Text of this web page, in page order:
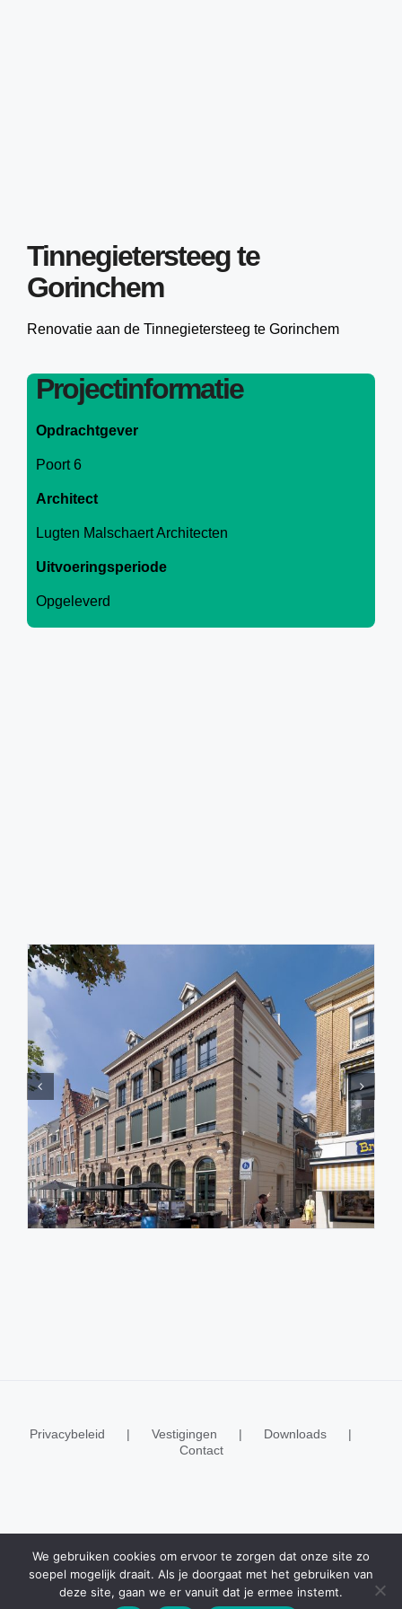
Tinnegietersteeg te
Gorinchem
Renovatie aan de Tinnegietersteeg te Gorinchem
Projectinformatie
Opdrachtgever
Poort 6
Architect
Lugten Malschaert Architecten
Uitvoeringsperiode
Opgeleverd
Privacybeleid Vestigingen
Downloads
Contact
© Copyright 2020 -2026 | RealisatieESWebMedia
FacebookInstagram
X YouTube
We gebruiken cookies om ervoor te zorgen dat onze site zo
soepel mogelijk draait. Als je doorgaat met het gebruiken van
deze site, gaan we er vanuit dat je ermee instemt.